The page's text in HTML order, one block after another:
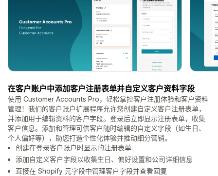
在客户账户中添加客户注册表单并自定义客户资料字段
使用 Customer Accounts Pro，轻松掌控客户注册体验和客户资料
管理！我们的客户账户扩展程序允许您创建自定义客户注册表单，
并添加用于编辑资料的客户字段。登录后立即显示注册表单，收集
客户信息。添加和管理可供客户随时编辑的自定义字段（如生日、
个人偏好等），助您打造个性化体验并推动细分营销。
创建在登录客户账户时显示的注册表单
添加自定义客户字段以收集生日、偏好设置和公司详细信息
直接在 Shopify 元字段中管理客户字段并查看回复